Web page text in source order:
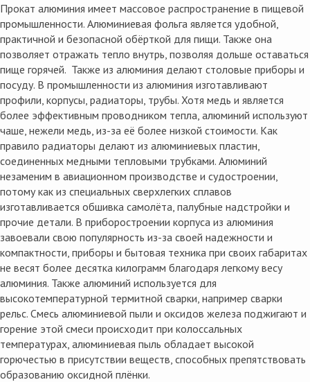
Прокат алюминия имеет массовое распространение в пищевой
промышленности. Алюминиевая фольга является удобной,
практичной и безопасной обёрткой для пищи. Также она
позволяет отражать тепло внутрь, позволяя дольше оставаться
пище горячей. Также из алюминия делают столовые приборы и
посуду. В промышленности из алюминия изготавливают
профили, корпусы, радиаторы, трубы. Хотя медь и является
более эффективным проводником тепла, алюминий используют
чаше, нежели медь, из-за её более низкой стоимости. Как
правило радиаторы делают из алюминиевых пластин,
соединенных медными тепловыми трубками. Алюминий
незаменим в авиационном производстве и судостроении,
потому как из специальных сверхлегких сплавов
изготавливается обшивка самолёта, палубные надстройки и
прочие детали. В приборостроении корпуса из алюминия
завоевали свою популярность из-за своей надежности и
компактности, приборы и бытовая техника при своих габаритах
не весят более десятка килограмм благодаря легкому весу
алюминия. Также алюминий используется для
высокотемпературной термитной сварки, например сварки
рельс. Смесь алюминиевой пыли и оксидов железа поджигают и
горение этой смеси происходит при колоссальных
температурах, алюминиевая пыль обладает высокой
горючестью в присутствии веществ, способных препятствовать
образованию оксидной плёнки.